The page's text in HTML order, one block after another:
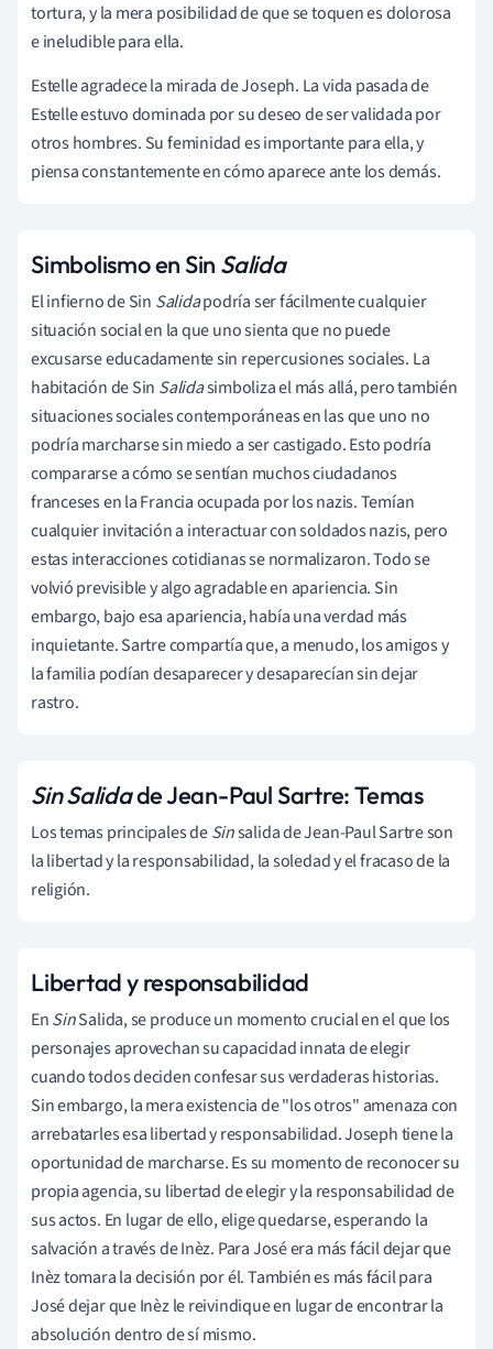
tortura, y la mera posibilidad de que se toquen es dolorosa
e ineludible para ella.
Estelle agradece la mirada de Joseph. La vida pasada de
Estelle estuvo dominada por su deseo de ser validada por
otros hombres. Su feminidad es importante para ella, y
piensa constantemente en cómo aparece ante los demás.
Simbolismo en Sin Salida
El infierno de Sin Salidapodría ser fácilmente cualquier
situación social en la que uno sienta que no puede
excusarse educadamente sin repercusiones sociales. La
habitación de Sin Salidasimboliza el más allá, pero también
situaciones sociales contemporáneas en las que uno no
podría marcharse sin miedo a ser castigado. Esto podría
compararse a cómo se sentían muchos ciudadanos
franceses en la Francia ocupada por los nazis. Temían
cualquier invitación a interactuar con soldados nazis, pero
estas interacciones cotidianas se normalizaron. Todo se
volvió previsible y algo agradable en apariencia. Sin
embargo, bajo esa apariencia, había una verdad más
inquietante. Sartre compartía que, a menudo, los amigos y
la familia podían desaparecer y desaparecían sin dejar
rastro.
Sin Salidade Jean-Paul Sartre: Temas
Los temas principales deSinsalida de Jean-Paul Sartre son
la libertad y la responsabilidad, la soledad y el fracaso de la
religión.
Libertad y responsabilidad
EnSinSalida, se produce un momento crucial en el que los
personajes aprovechan su capacidad innata de elegir
cuando todos deciden confesar sus verdaderas historias.
Sin embargo, la mera existencia de "los otros" amenaza con
arrebatarles esa libertad y responsabilidad. Joseph tiene la
oportunidad de marcharse. Es su momento de reconocer su
propia agencia, su libertad de elegir y la responsabilidad de
sus actos. En lugar de ello, elige quedarse, esperando la
salvación a través de Inèz. Para José era más fácil dejar que
Inèz tomara la decisión por él. También es más fácil para
José dejar que Inèz le reivindique en lugar de encontrar la
absolución dentro de sí mismo.